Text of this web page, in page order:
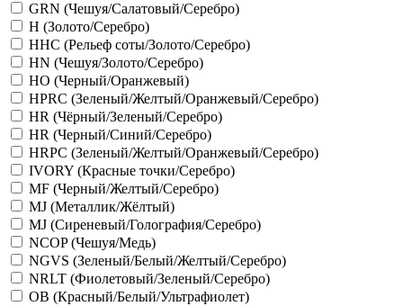
GRN (Чешуя/Салатовый/Серебро)
H (Золото/Серебро)
HHC (Рельеф соты/Золото/Серебро)
HN (Чешуя/Золото/Серебро)
HO (Черный/Оранжевый)
HPRC (Зеленый/Желтый/Оранжевый/Серебро)
HR (Чёрный/Зеленый/Серебро)
HR (Черный/Синий/Серебро)
HRPC (Зеленый/Желтый/Оранжевый/Серебро)
IVORY (Красные точки/Серебро)
MF (Черный/Желтый/Серебро)
MJ (Металлик/Жёлтый)
MJ (Сиреневый/Голография/Серебро)
NCOP (Чешуя/Медь)
NGVS (Зеленый/Белый/Желтый/Серебро)
NRLT (Фиолетовый/Зеленый/Серебро)
OB (Красный/Белый/Ультрафиолет)